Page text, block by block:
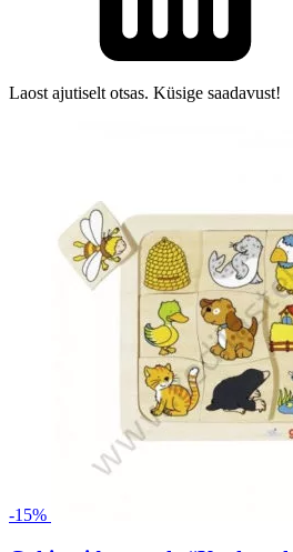
Laost ajutiselt otsas. Küsige saadavust!
-15%